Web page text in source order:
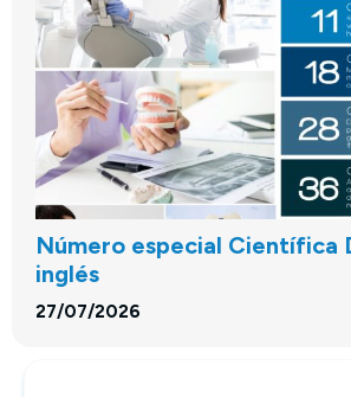
Número especial Científica
inglés
27/07/2026